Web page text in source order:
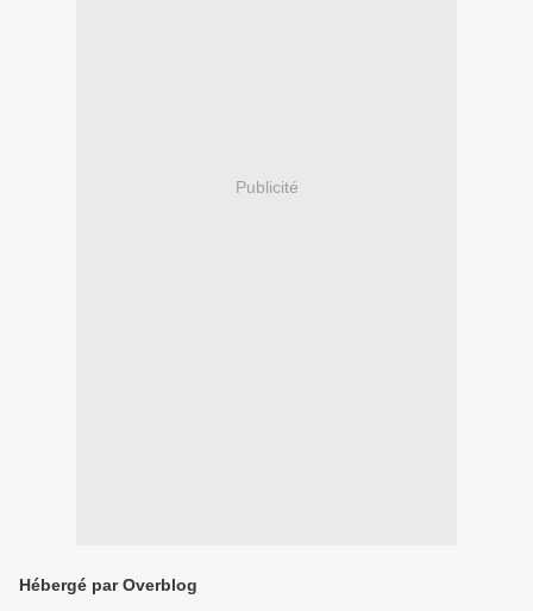
Publicité
Hébergé par Overblog